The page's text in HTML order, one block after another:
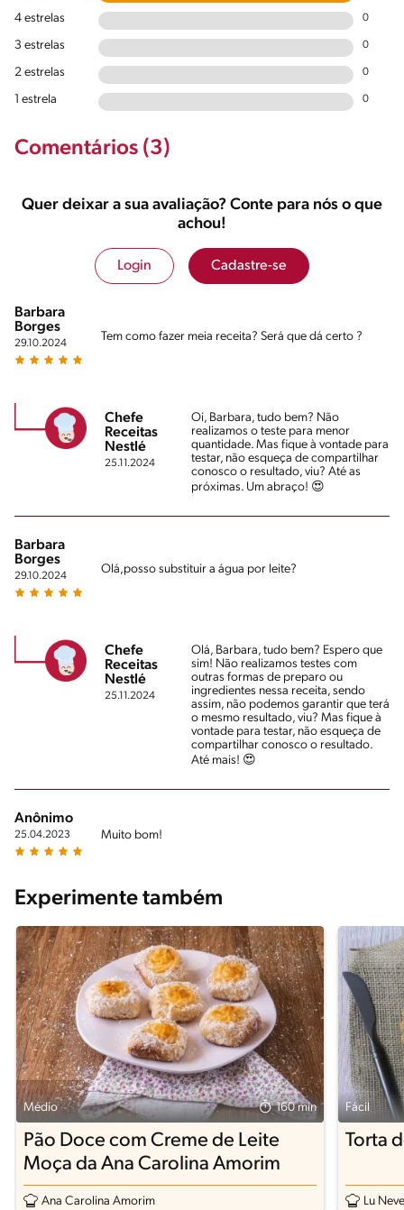
4 estrelas 0
3 estrelas 0
2 estrelas 0
1 estrela 0
Comentários (3)
Quer deixar a sua avaliação? Conte para nós o que
achou!
Login Cadastre-se
Barbara
Borges
29.10.2024 Tem como fazer meia receita? Será que dá certo ?
Chefe
Receitas
Nestlé
25.11.2024
Oi, Barbara, tudo bem? Não
realizamos o teste para menor
quantidade. Mas fique à vontade para
testar, não esqueça de compartilhar
conosco o resultado, viu? Até as
próximas. Um abraço! 😍
Barbara
Borges
29.10.2024 Olá,posso substituir a água por leite?
Chefe
Receitas
Nestlé
25.11.2024
Olá, Barbara, tudo bem? Espero que
sim! Não realizamos testes com
outras formas de preparo ou
ingredientes nessa receita, sendo
assim, não podemos garantir que terá
o mesmo resultado, viu? Mas fique à
vontade para testar, não esqueça de
compartilhar conosco o resultado.
Até mais! 😍
Anônimo
25.04.2023 Muito bom!
Experimente também
Médio 160 min
Pão Doce com Creme de Leite
Moça da Ana Carolina Amorim
Ana Carolina Amorim
Fácil
Torta
Lu